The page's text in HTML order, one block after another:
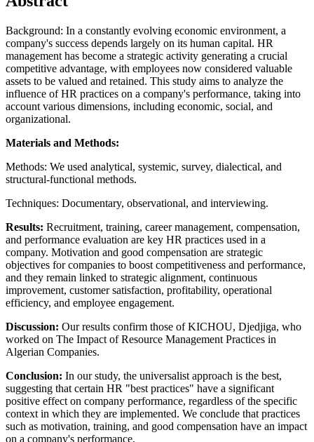
Background: In a constantly evolving economic environment, a
company's success depends largely on its human capital. HR
management has become a strategic activity generating a crucial
competitive advantage, with employees now considered valuable
assets to be valued and retained. This study aims to analyze the
influence of HR practices on a company's performance, taking into
account various dimensions, including economic, social, and
organizational.
Materials and Methods:
Methods: We used analytical, systemic, survey, dialectical, and
structural-functional methods.
Techniques: Documentary, observational, and interviewing.
Results: Recruitment, training, career management, compensation,
and performance evaluation are key HR practices used in a
company. Motivation and good compensation are strategic
objectives for companies to boost competitiveness and performance,
and they remain linked to strategic alignment, continuous
improvement, customer satisfaction, profitability, operational
efficiency, and employee engagement.
Discussion: Our results confirm those of KICHOU, Djedjiga, who
worked on The Impact of Resource Management Practices in
Algerian Companies.
Conclusion: In our study, the universalist approach is the best,
suggesting that certain HR "best practices" have a significant
positive effect on company performance, regardless of the specific
context in which they are implemented. We conclude that practices
such as motivation, training, and good compensation have an impact
on a company's performance.